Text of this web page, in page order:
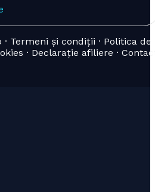
Termeni și condiții · Politica de
· Declarație afiliere ·